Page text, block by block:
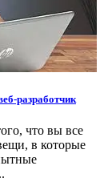
разработчик
что вы все
в которые